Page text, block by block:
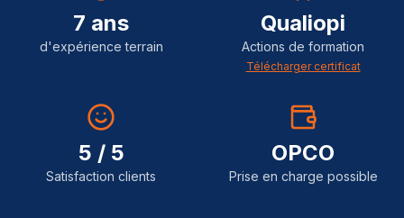
7 ans
d'expérience terrain
Qualiopi
Actions de formation
Télécharger certificat
5 / 5
Satisfaction clients
OPCO
Prise en charge possible